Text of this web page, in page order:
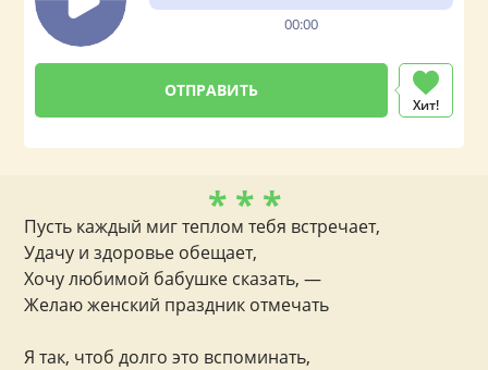
00:00
Хит!
* * *
Пусть каждый миг теплом тебя встречает,
Удачу и здоровье обещает,
Хочу любимой бабушке сказать, —
Желаю женский праздник отмечать
Я так, чтоб долго это вспоминать,